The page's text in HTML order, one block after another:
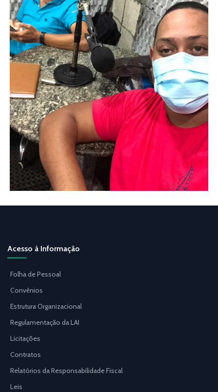
Acesso à Informação
Folha de Pessoal
Convênios
Estrutura Organizacional
Regulamentação da LAI
Licitações
Contratos
Relatórios da Responsabilidade Fiscal
Leis